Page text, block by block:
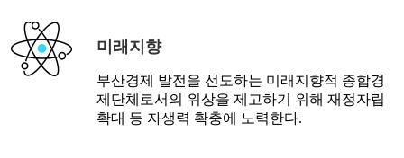
미래지향
부산경제 발전을 선도하는 미래지향적 종합경
제단체로서의 위상을 제고하기 위해 재정자립
확대 등 자생력 확충에 노력한다.